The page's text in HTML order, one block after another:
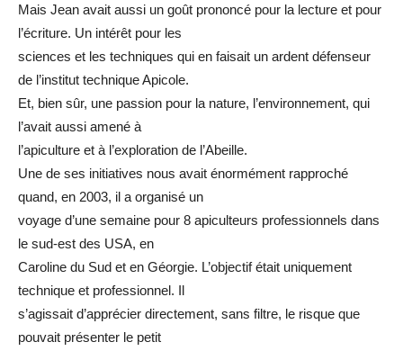
Mais Jean avait aussi un goût prononcé pour la lecture et pour
l’écriture. Un intérêt pour les
sciences et les techniques qui en faisait un ardent défenseur
de l’institut technique Apicole.
Et, bien sûr, une passion pour la nature, l’environnement, qui
l’avait aussi amené à
l’apiculture et à l’exploration de l’Abeille.
Une de ses initiatives nous avait énormément rapproché
quand, en 2003, il a organisé un
voyage d’une semaine pour 8 apiculteurs professionnels dans
le sud-est des USA, en
Caroline du Sud et en Géorgie. L’objectif était uniquement
technique et professionnel. Il
s’agissait d’apprécier directement, sans filtre, le risque que
pouvait présenter le petit